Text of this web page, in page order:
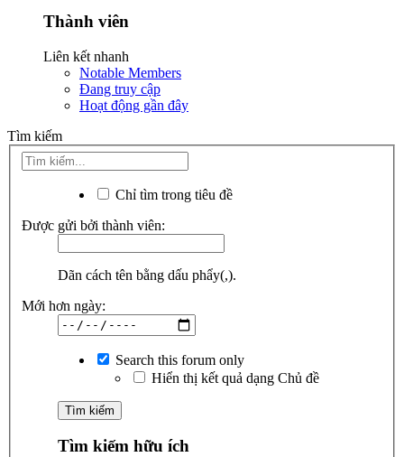
Thành viên
Liên kết nhanh
Notable Members
Đang truy cập
Hoạt động gần đây
Tìm kiếm
Chỉ tìm trong tiêu đề
Được gửi bởi thành viên:
Dãn cách tên bằng dấu phẩy(,).
Mới hơn ngày:
Search this forum only
Hiển thị kết quả dạng Chủ đề
Tìm kiếm hữu ích